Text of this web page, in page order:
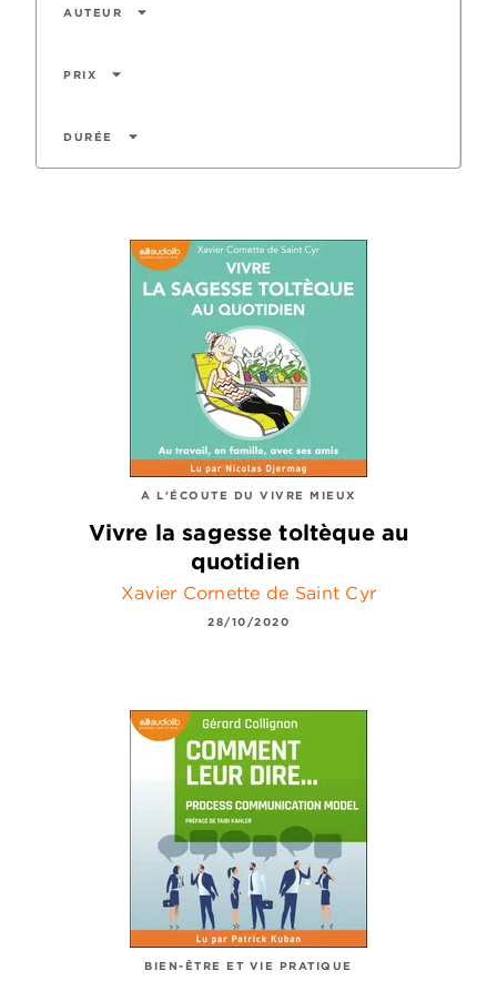
AUTEUR arrow_drop_down
PRIX arrow_drop_down
DURÉE arrow_drop_down
A L'ÉCOUTE DU VIVRE MIEUX
Vivre la sagesse toltèque au
quotidien
Xavier Cornette de Saint Cyr
28/10/2020
BIEN-ÊTRE ET VIE PRATIQUE